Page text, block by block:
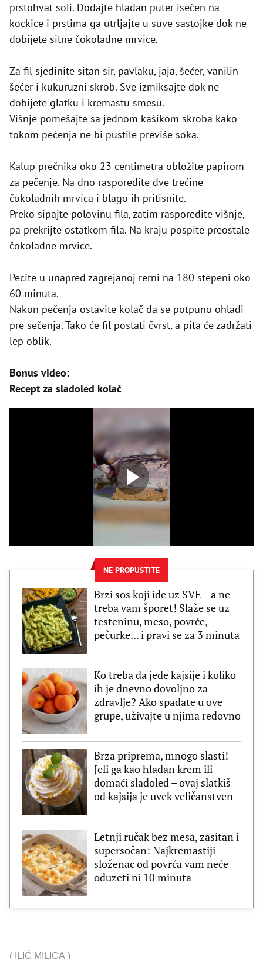
prstohvat soli. Dodajte hladan puter isečen na
kockice i prstima ga utrljajte u suve sastojke dok ne
dobijete sitne čokoladne mrvice.
Za fil sjedinite sitan sir, pavlaku, jaja, šećer, vanilin
šećer i kukuruzni skrob. Sve izmiksajte dok ne
dobijete glatku i kremastu smesu.
Višnje pomešajte sa jednom kašikom skroba kako
tokom pečenja ne bi pustile previše soka.
Kalup prečnika oko 23 centimetra obložite papirom
za pečenje. Na dno rasporedite dve trećine
čokoladnih mrvica i blago ih pritisnite.
Preko sipajte polovinu fila, zatim rasporedite višnje,
pa prekrijte ostatkom fila. Na kraju pospite preostale
čokoladne mrvice.
Pecite u unapred zagrejanoj rerni na 180 stepeni oko
60 minuta.
Nakon pečenja ostavite kolač da se potpuno ohladi
pre sečenja. Tako će fil postati čvrst, a pita će zadržati
lep oblik.
Bonus video:
Recept za sladoled kolač
NE PROPUSTITE
Brzi sos koji ide uz SVE – a ne
treba vam šporet! Slaže se uz
testeninu, meso, povrće,
pečurke... i pravi se za 3 minuta
Ko treba da jede kajsije i koliko
ih je dnevno dovoljno za
zdravlje? Ako spadate u ove
grupe, uživajte u njima redovno
Brza priprema, mnogo slasti!
Jeli ga kao hladan krem ili
domaći sladoled – ovaj slatkiš
od kajsija je uvek veličanstven
Letnji ručak bez mesa, zasitan i
supersočan: Najkremastiji
složenac od povrća vam neće
oduzeti ni 10 minuta
( ILIĆ MILICA )